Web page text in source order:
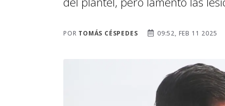
POR TOMÁS CÉSPEDES 09:52, FEB 11 2025